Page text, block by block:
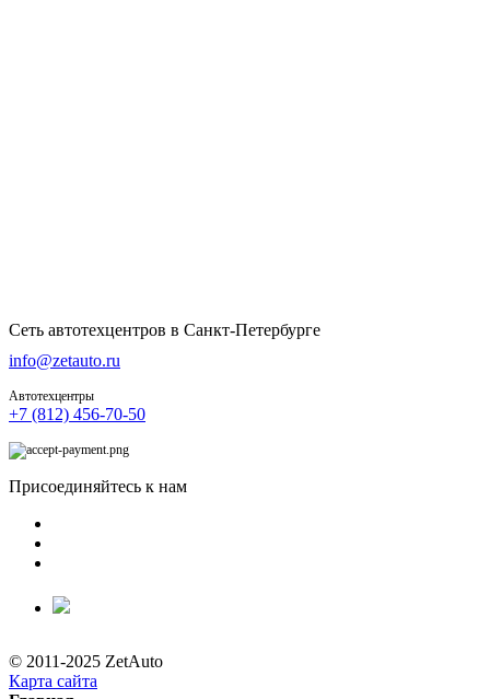
Сеть автотехцентров в Санкт-Петербурге
info@zetauto.ru
Автотехцентры
+7 (812) 456-70-50
Присоединяйтесь к нам
© 2011-2025 ZetAuto
Карта сайта